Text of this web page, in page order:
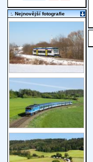
:. Nejnovější fotografie